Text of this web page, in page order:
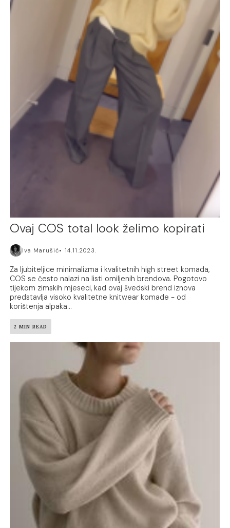
Ovaj COS total look želimo kopirati
Iva Marušić 14.11.2023.
Za ljubiteljice minimalizma i kvalitetnih high street komada,
COS se često nalazi na listi omiljenih brendova. Pogotovo
tijekom zimskih mjeseci, kad ovaj švedski brend iznova
predstavlja visoko kvalitetne knitwear komade - od
korištenja alpaka...
2 MIN READ